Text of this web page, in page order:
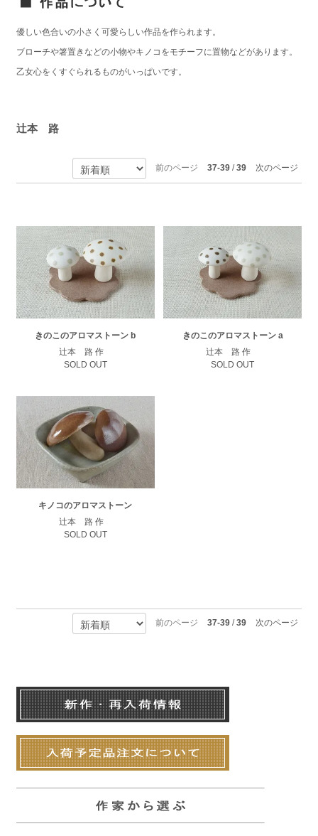
優しい色合いの小さく可愛らしい作品を作られます。
ブローチや箸置きなどの小物やキノコをモチーフに置物などがあります。
乙女心をくすぐられるものがいっぱいです。
辻本 路
前のページ 37-39/39 次のページ
きのこのアロマストーン b
辻本 路 作
SOLD OUT
きのこのアロマストーン a
辻本 路 作
SOLD OUT
キノコのアロマストーン
辻本 路 作
SOLD OUT
前のページ 37-39/39 次のページ